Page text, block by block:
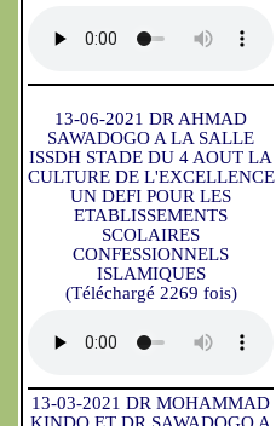
13-06-2021 DR AHMAD
SAWADOGO A LA SALLE
ISSDH STADE DU 4 AOUT LA
CULTURE DE L'EXCELLENCE
UN DEFI POUR LES
ETABLISSEMENTS
SCOLAIRES
CONFESSIONNELS
ISLAMIQUES
(Téléchargé 2269 fois)
13-03-2021 DR MOHAMMAD